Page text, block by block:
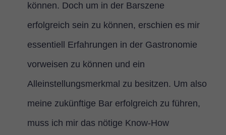
können. Doch um in der Barszene
erfolgreich sein zu können, erschien es mir
essentiell Erfahrungen in der Gastronomie
vorweisen zu können und ein
Alleinstellungsmerkmal zu besitzen. Um also
meine zukünftige Bar erfolgreich zu führen,
muss ich mir das nötige Know-How